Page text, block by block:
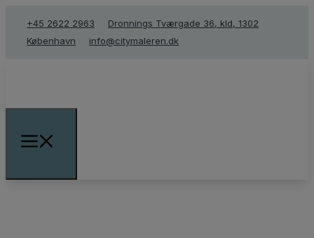
+45 2622 2963
Dronnings Tværgade 36, kld, 1302
København
info@citymaleren.dk